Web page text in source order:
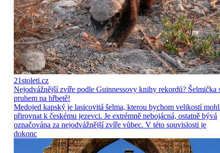
21stoleti.cz
Nejodvážnější zvíře podle Guinnessovy knihy rekordů? Šelmička
pruhem na hřbetě!
Medojed kapský je lasicovitá šelma, kterou bychom velikostí
přirovnat k českému jezevci. Je extrémně nebojácná, ostatně bývá
označována za nejodvážnější zvíře vůbec. V této souvislosti je
dokonc